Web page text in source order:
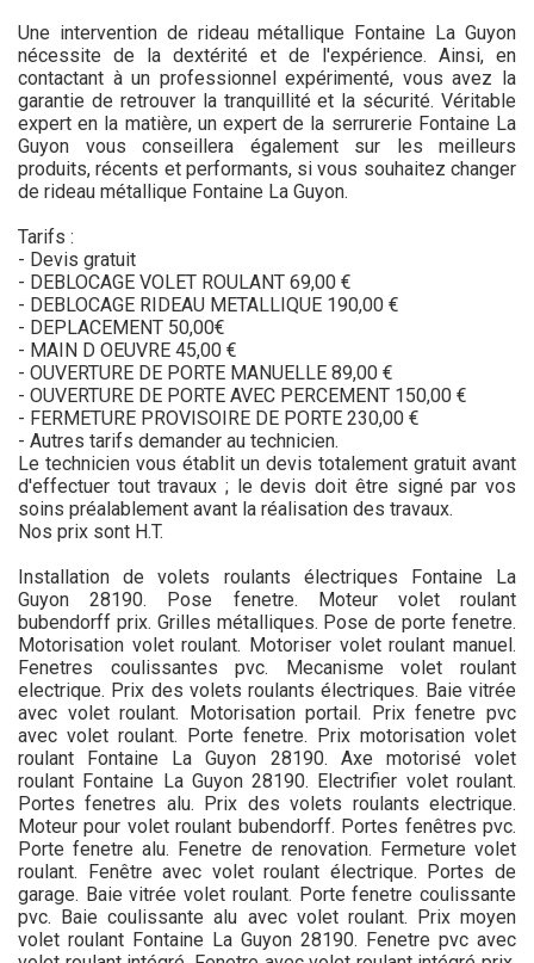
Une intervention de rideau métallique Fontaine La Guyon
nécessite de la dextérité et de l'expérience. Ainsi, en
contactant à un professionnel expérimenté, vous avez la
garantie de retrouver la tranquillité et la sécurité. Véritable
expert en la matière, un expert de la serrurerie Fontaine La
Guyon vous conseillera également sur les meilleurs
produits, récents et performants, si vous souhaitez changer
de rideau métallique Fontaine La Guyon.
Tarifs :
- Devis gratuit
- DEBLOCAGE VOLET ROULANT 69,00 €
- DEBLOCAGE RIDEAU METALLIQUE 190,00 €
- DEPLACEMENT 50,00€
- MAIN D OEUVRE 45,00 €
- OUVERTURE DE PORTE MANUELLE 89,00 €
- OUVERTURE DE PORTE AVEC PERCEMENT 150,00 €
- FERMETURE PROVISOIRE DE PORTE 230,00 €
- Autres tarifs demander au technicien.
Le technicien vous établit un devis totalement gratuit avant
d'effectuer tout travaux ; le devis doit être signé par vos
soins préalablement avant la réalisation des travaux.
Nos prix sont H.T.
Installation de volets roulants électriques Fontaine La
Guyon 28190. Pose fenetre. Moteur volet roulant
bubendorff prix. Grilles métalliques. Pose de porte fenetre.
Motorisation volet roulant. Motoriser volet roulant manuel.
Fenetres coulissantes pvc. Mecanisme volet roulant
electrique. Prix des volets roulants électriques. Baie vitrée
avec volet roulant. Motorisation portail. Prix fenetre pvc
avec volet roulant. Porte fenetre. Prix motorisation volet
roulant Fontaine La Guyon 28190. Axe motorisé volet
roulant Fontaine La Guyon 28190. Electrifier volet roulant.
Portes fenetres alu. Prix des volets roulants electrique.
Moteur pour volet roulant bubendorff. Portes fenêtres pvc.
Porte fenetre alu. Fenetre de renovation. Fermeture volet
roulant. Fenêtre avec volet roulant électrique. Portes de
garage. Baie vitrée volet roulant. Porte fenetre coulissante
pvc. Baie coulissante alu avec volet roulant. Prix moyen
volet roulant Fontaine La Guyon 28190. Fenetre pvc avec